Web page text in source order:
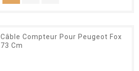
Câble Compteur Pour Peugeot Fox
73 Cm